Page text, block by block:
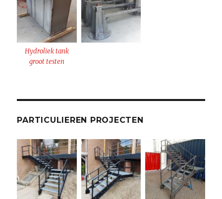
Hydroliek tank
groot testen
PARTICULIEREN PROJECTEN